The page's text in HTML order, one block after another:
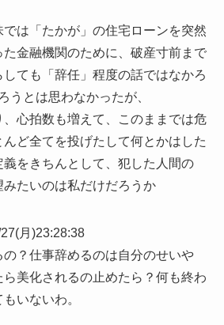
は「たかが」の住宅ローンを突然
た金融機関のために、破産寸前まで
ても「辞任」程度の話ではなかろ
とは思わなかったが、
、心拍数も増えて、このままでは危
ど全てを投げたして何とかはした
をきちんとして、犯した人間の
みたいのは私だけだろうか
月)23:28:38
の？仕事辞めるのは自分のせいや
美化されるの止めたら？何も終わ
いないわ。